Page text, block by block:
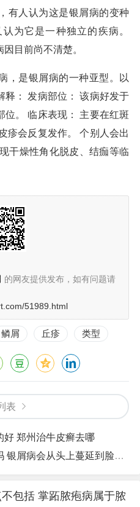
有人认为这是银屑病的变种
为它是一种独立的疾病。
目前尚不清楚。
，是银屑病的一种亚型。以
释： 发病部位： 该病好发于
位。 临床表现： 主要在红斑
疹会反复发作。 个别人会出
干燥性角化脱皮、结痂等临
的网友提供发布，如有问题请
51989.html
鳞屑 丘疹 类型
表
好 郑州治牛皮癣去哪
屑病会从头上蔓延到脸上吗
包括 掌跖脓疱病属于脓